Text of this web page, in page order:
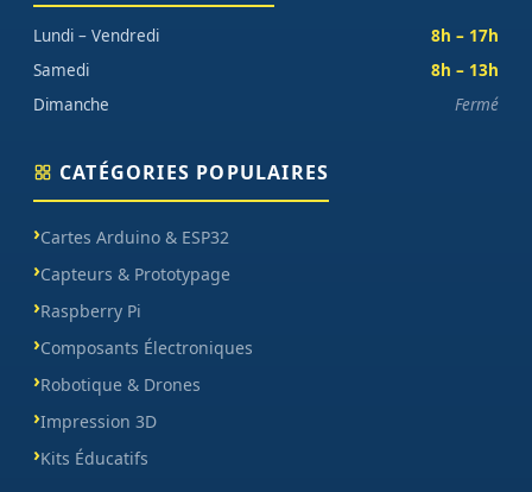
Lundi – Vendredi
8h – 17h
Samedi
8h – 13h
Dimanche
Fermé
CATÉGORIES POPULAIRES
Cartes Arduino & ESP32
Capteurs & Prototypage
Raspberry Pi
Composants Électroniques
Robotique & Drones
Impression 3D
Kits Éducatifs